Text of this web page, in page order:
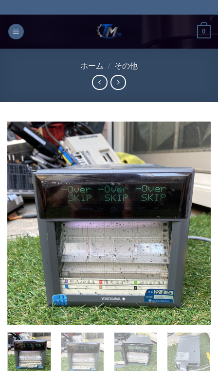
to
content
0
ホーム / その他